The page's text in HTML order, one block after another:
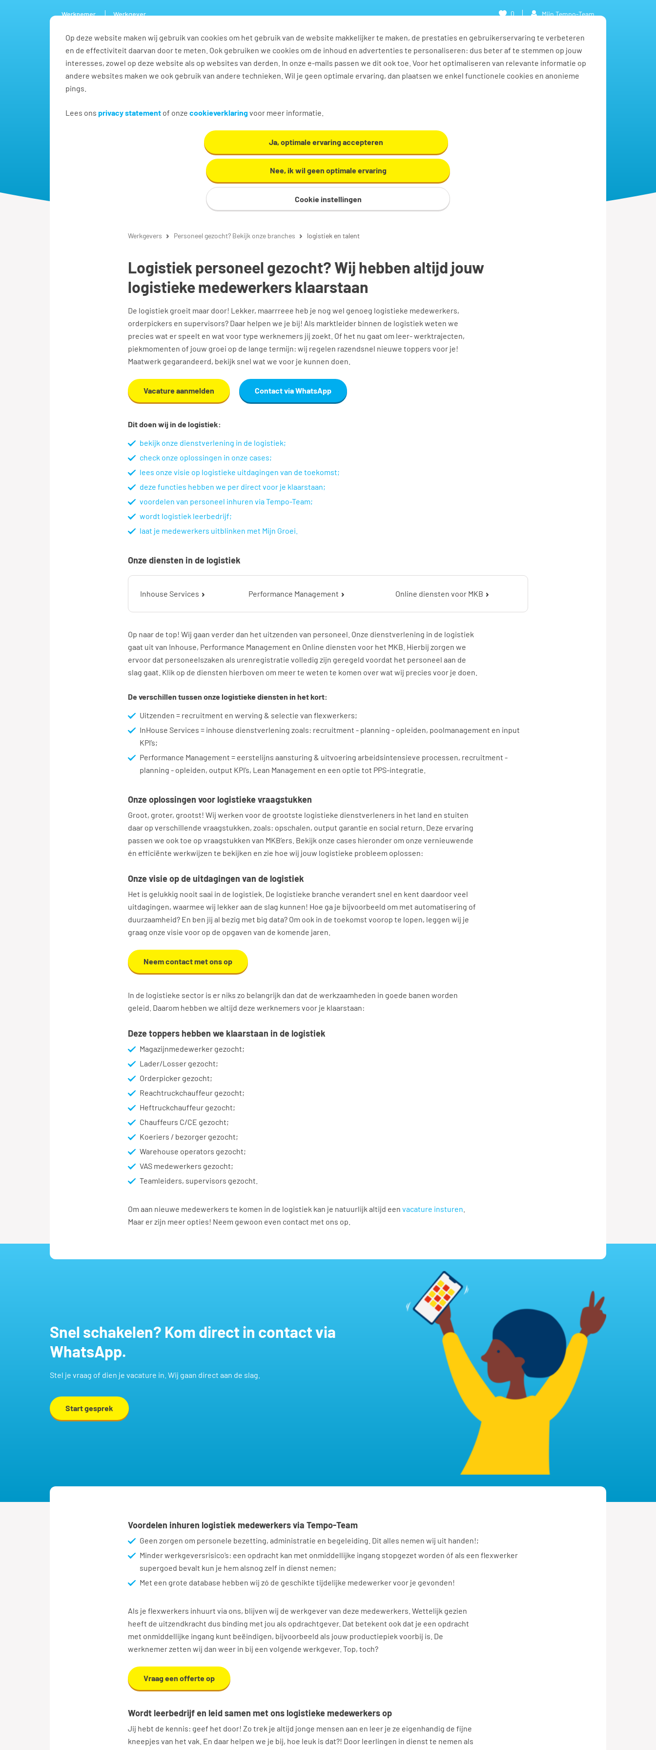
Op deze website maken wij gebruik van cookies om het gebruik van de website makkelijker te maken, de prestaties en gebruikerservaring te verbeteren
en de effectiviteit daarvan door te meten. Ook gebruiken we cookies om de inhoud en advertenties te personaliseren: dus beter af te stemmen op jouw
interesses, zowel op deze website als op websites van derden. In onze e-mails passen we dit ook toe. Voor het optimaliseren van relevante informatie op
andere websites maken we ook gebruik van andere technieken. Wil je geen optimale ervaring, dan plaatsen we enkel functionele cookies en anonieme
pings.
Lees ons privacy statement of onze cookieverklaringvoor meer informatie.
Ja, optimale ervaring accepteren
Nee, ik wil geen optimale ervaring
Cookie instellingen
Werknemer Werkgever
Personeel gezocht HR diensten Specialisaties HR-kennisbank Contact
0 Mijn Tempo-Team
Werkgevers Personeel gezocht? Bekijk onze branches logistiek en talent
Logistiek personeel gezocht? Wij hebben altijd jouw
logistieke medewerkers klaarstaan
De logistiek groeit maar door! Lekker, maarrreee heb je nog wel genoeg logistieke medewerkers,
orderpickers en supervisors? Daar helpen we je bij! Als marktleider binnen de logistiek weten we
precies wat er speelt en wat voor type werknemers jij zoekt. Of het nu gaat om leer- werktrajecten,
piekmomenten of jouw groei op de lange termijn: wij regelen razendsnel nieuwe toppers voor je!
Maatwerk gegarandeerd, bekijk snel wat we voor je kunnen doen.
Vacature aanmelden Contact via WhatsApp
Dit doen wij in de logistiek:
bekijk onze dienstverlening in de logistiek;
check onze oplossingen in onze cases;
lees onze visie op logistieke uitdagingen van de toekomst;
deze functies hebben we per direct voor je klaarstaan;
voordelen van personeel inhuren via Tempo-Team;
wordt logistiek leerbedrijf;
laat je medewerkers uitblinken met Mijn Groei.
Onze diensten in de logistiek
Inhouse Services Performance Management Online diensten voor MKB
Op naar de top! Wij gaan verder dan het uitzenden van personeel. Onze dienstverlening in de logistiek
gaat uit van Inhouse, Performance Management en Online diensten voor het MKB. Hierbij zorgen we
ervoor dat personeelszaken als urenregistratie volledig zijn geregeld voordat het personeel aan de
slag gaat. Klik op de diensten hierboven om meer te weten te komen over wat wij precies voor je doen.
De verschillen tussen onze logistieke diensten in het kort:
Uitzenden = recruitment en werving & selectie van flexwerkers;
InHouse Services = inhouse dienstverlening zoals: recruitment - planning - opleiden, poolmanagement en input
KPI’s;
Performance Management = eerstelijns aansturing & uitvoering arbeidsintensieve processen, recruitment -
planning - opleiden, output KPI’s, Lean Management en een optie tot PPS-integratie.
Onze oplossingen voor logistieke vraagstukken
Groot, groter, grootst! Wij werken voor de grootste logistieke dienstverleners in het land en stuiten
daar op verschillende vraagstukken, zoals: opschalen, output garantie en social return. Deze ervaring
passen we ook toe op vraagstukken van MKB’ers. Bekijk onze cases hieronder om onze vernieuwende
én efficiënte werkwijzen te bekijken en zie hoe wij jouw logistieke probleem oplossen:
Onze visie op de uitdagingen van de logistiek
Het is gelukkig nooit saai in de logistiek. De logistieke branche verandert snel en kent daardoor veel
uitdagingen, waarmee wij lekker aan de slag kunnen! Hoe ga je bijvoorbeeld om met automatisering of
duurzaamheid? En ben jij al bezig met big data? Om ook in de toekomst voorop te lopen, leggen wij je
graag onze visie voor op de opgaven van de komende jaren.
Neem contact met ons op
In de logistieke sector is er niks zo belangrijk dan dat de werkzaamheden in goede banen worden
geleid. Daarom hebben we altijd deze werknemers voor je klaarstaan:
Deze toppers hebben we klaarstaan in de logistiek
Magazijnmedewerker gezocht;
Lader/Losser gezocht;
Orderpicker gezocht;
Reachtruckchauffeur gezocht;
Heftruckchauffeur gezocht;
Chauffeurs C/CE gezocht;
Koeriers / bezorger gezocht;
Warehouse operators gezocht;
VAS medewerkers gezocht;
Teamleiders, supervisors gezocht.
Om aan nieuwe medewerkers te komen in de logistiek kan je natuurlijk altijd een vacature insturen
Maar er zijn meer opties! Neem gewoon even contact met ons op.
Snel schakelen? Kom direct in contact via
WhatsApp.
Stel je vraag of dien je vacature in. Wij gaan direct aan de slag.
Start gesprek
Voordelen inhuren logistiek medewerkers via Tempo-Team
Geen zorgen om personele bezetting, administratie en begeleiding. Dit alles nemen wij uit handen!;
Minder werkgeversrisico’s: een opdracht kan met onmiddellijke ingang stopgezet worden óf als een flexwerker
supergoed bevalt kun je hem alsnog zelf in dienst nemen;
Met een grote database hebben wij zó de geschikte tijdelijke medewerker voor je gevonden!
Als je flexwerkers inhuurt via ons, blijven wij de werkgever van deze medewerkers. Wettelijk gezien
heeft de uitzendkracht dus binding met jou als opdrachtgever. Dat betekent ook dat je een opdracht
met onmiddellijke ingang kunt beëindigen, bijvoorbeeld als jouw productiepiek voorbij is. De
werknemer zetten wij dan weer in bij een volgende werkgever. Top, toch?
Vraag een offerte op
Wordt leerbedrijf en leid samen met ons logistieke medewerkers op
Jij hebt de kennis: geef het door! Zo trek je altijd jonge mensen aan en leer je ze eigenhandig de fijne
kneepjes van het vak. En daar helpen we je bij, hoe leuk is dat?! Door leerlingen in dienst te nemen als